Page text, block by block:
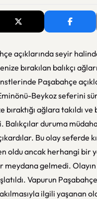
açıklarında seyir
bırakılan balıkçı
Paşabahçe
Beykoz seferini
bıraktığı ağlara takıldı ve
Balıkçılar duruma
Bu olay seferde
oldu ancak herhangi bir
meydana gelmedi.
Vapurun
ilgili yaşanan